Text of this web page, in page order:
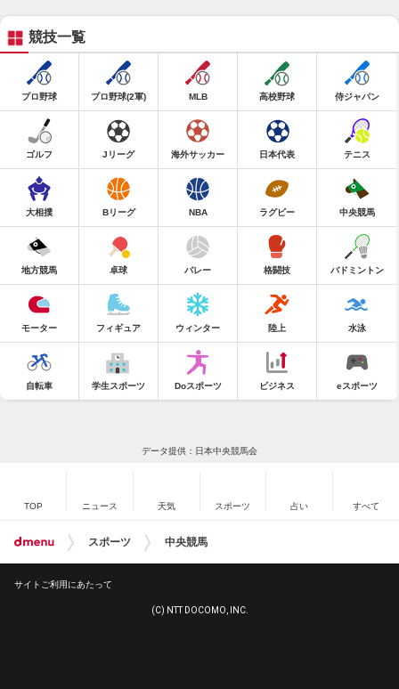
競技一覧
プロ野球 プロ野球(2軍) MLB 高校野球 侍ジャパン
ゴルフ Jリーグ 海外サッカー 日本代表 テニス
大相撲 Bリーグ NBA ラグビー 中央競馬
地方競馬 卓球 バレー 格闘技 バドミントン
モーター フィギュア ウィンター 陸上 水泳
自転車 学生スポーツ Doスポーツ ビジネス eスポーツ
データ提供：日本中央競馬会
TOP ニュース 天気 スポーツ 占い すべて
スポーツ 中央競馬
サイトご利用にあたって
(C) NTT DOCOMO, INC.